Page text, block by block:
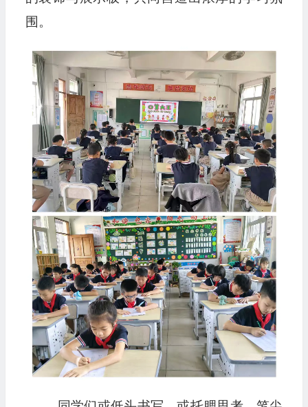
围。